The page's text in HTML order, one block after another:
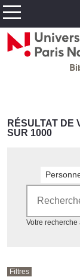
RÉSULTAT DE
SUR 1000
Votre
Filtres